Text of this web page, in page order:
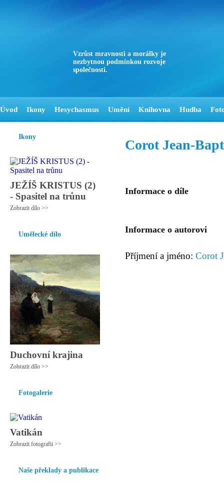
Vzrůst mravnosti a morálky je
nezbytnou podmínkou rozvoje
společnosti.
Úvod Ikony Hesychasmus Umění Knihovna Hudba
Ikony
JEŽÍŠ KRISTUS (2)
- Spasitel na trůnu
Zobrazit dílo >>
Umělecké dílo
Duchovní krajina
Zobrazit dílo >>
Fotogalerie
Vatikán
Zobrazit fotografii >>
Naše překlady a publikace
Corot Jean-
Informace o díle
Informace o autorovi
Příjmení a jméno: Corot